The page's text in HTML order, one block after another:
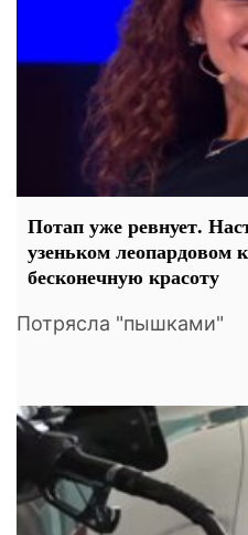
Потап уже ревнует.
узеньком леопардовом
бесконечную красоту
Потрясла "пышками"